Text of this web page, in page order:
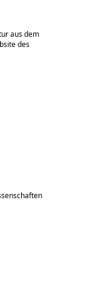
aus dem
des